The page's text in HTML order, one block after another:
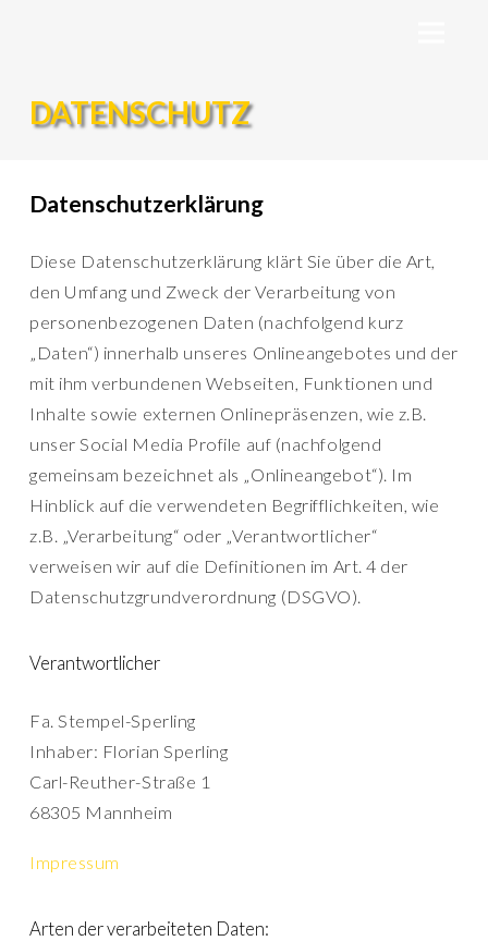
DATENSCHUTZ
Datenschutzerklärung
Diese Datenschutzerklärung klärt Sie über die Art,
den Umfang und Zweck der Verarbeitung von
personenbezogenen Daten (nachfolgend kurz
„Daten“) innerhalb unseres Onlineangebotes und der
mit ihm verbundenen Webseiten, Funktionen und
Inhalte sowie externen Onlinepräsenzen, wie z.B.
unser Social Media Profile auf (nachfolgend
gemeinsam bezeichnet als „Onlineangebot“). Im
Hinblick auf die verwendeten Begrifflichkeiten, wie
z.B. „Verarbeitung“ oder „Verantwortlicher“
verweisen wir auf die Definitionen im Art. 4 der
Datenschutzgrundverordnung (DSGVO).
Verantwortlicher
Fa. Stempel-Sperling
Inhaber: Florian Sperling
Carl-Reuther-Straße 1
68305 Mannheim
Impressum
Arten der verarbeiteten Daten: